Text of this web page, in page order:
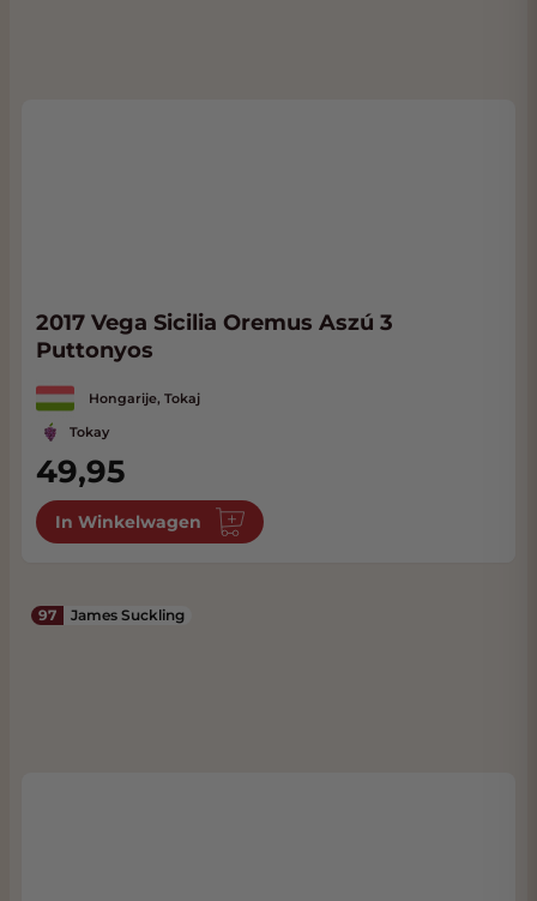
2017 Vega Sicilia Oremus Aszú 3
Puttonyos
Hongarije, Tokaj
Tokay
49,95
In Winkelwagen
97 James Suckling